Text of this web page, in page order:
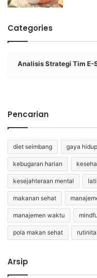
Categories
Analisis Strategi Tim E-
Pencarian
diet seimbang gaya
kebugaran harian
kesejahteraan mental
makanan sehat
manajemen waktu
pola makan sehat
Arsip